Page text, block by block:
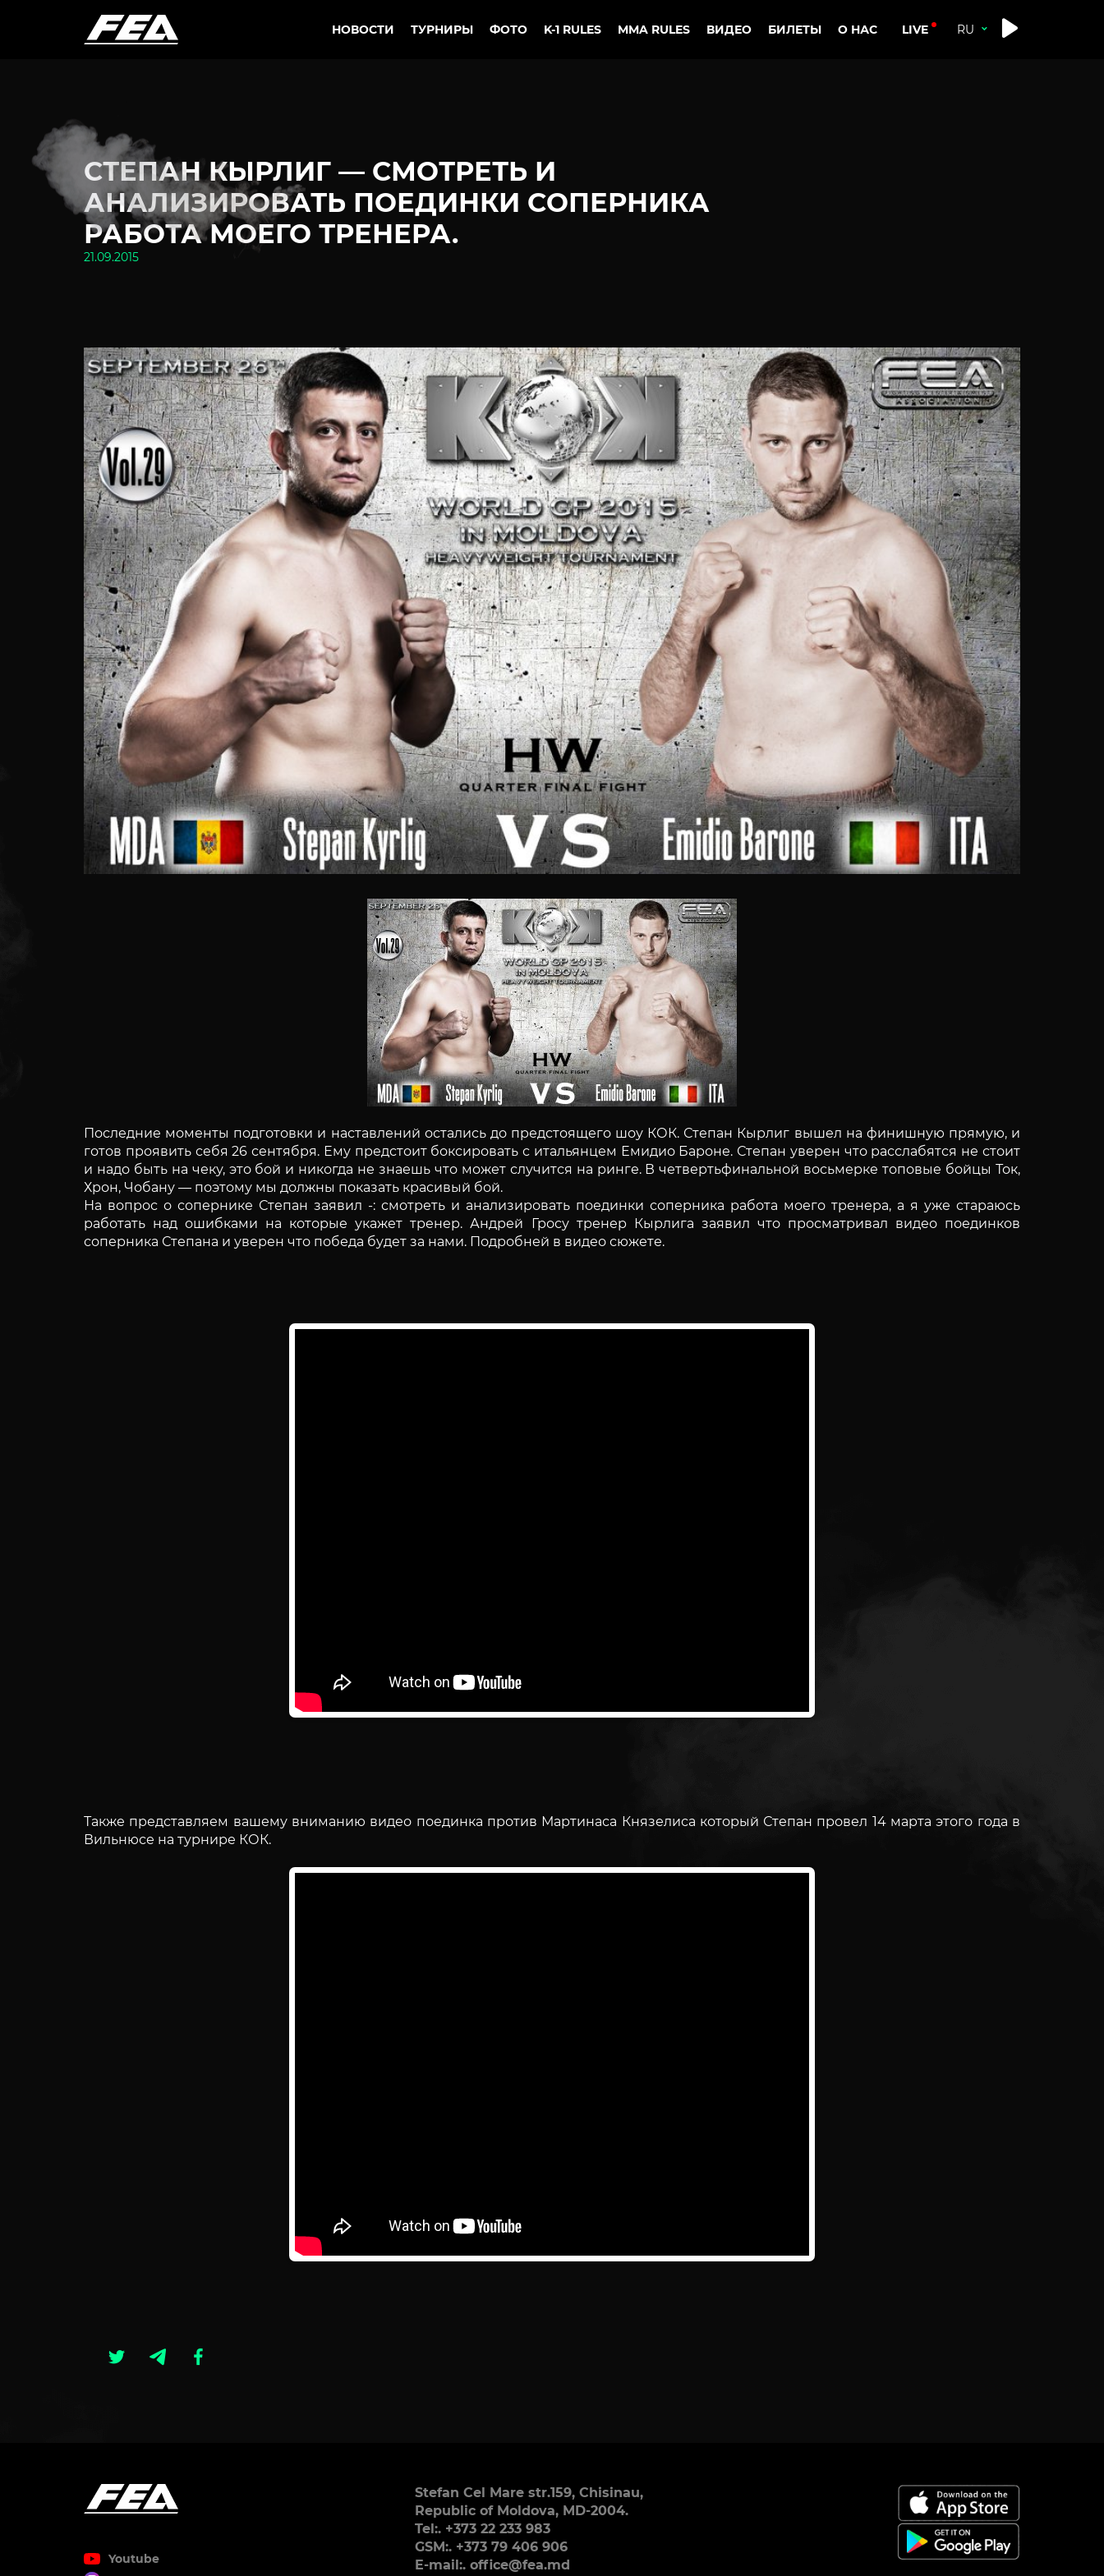
НОВОСТИ ТУРНИРЫ ФОТО K-1 RULES MMA RULES ВИДЕО БИЛЕТЫ О НАС LIVE
СТЕПАН КЫРЛИГ — СМОТРЕТЬ И
АНАЛИЗИРОВАТЬ ПОЕДИНКИ СОПЕРНИКА
РАБОТА МОЕГО ТРЕНЕРА.
21.09.2015
Последние моменты подготовки и наставлений остались до предстоящего шоу КОК. Степан Кырлиг вышел на финишную прямую, и
готов проявить себя 26 сентября. Ему предстоит боксировать с итальянцем Емидио Бароне. Степан уверен что расслабятся не стоит
и надо быть на чеку, это бой и никогда не знаешь что может случится на ринге. В четвертьфинальной восьмерке топовые бойцы Ток,
Хрон, Чобану — поэтому мы должны показать красивый бой.
На вопрос о сопернике Степан заявил -: смотреть и анализировать поединки соперника работа моего тренера, а я уже стараюсь
работать над ошибками на которые укажет тренер. Андрей Гросу тренер Кырлига заявил что просматривал видео поединков
соперника Степана и уверен что победа будет за нами. Подробней в видео сюжете.
Также представляем вашему вниманию видео поединка против Мартинаса Князелиса который Степан провел 14 марта этого года в
Вильнюсе на турнире КОК.
Youtube
Stefan Cel Mare str.159, Chisinau,
Republic of Moldova, MD-2004.
Tel:. +373 22 233 983
GSM:. +373 79 406 906
E-mail:. office@fea.md